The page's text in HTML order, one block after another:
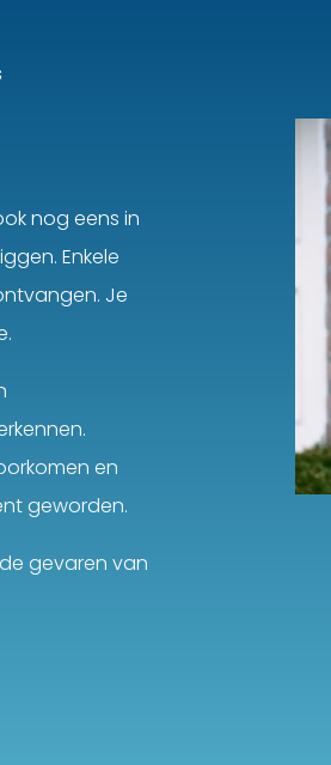
nog eens in
Enkele
Je
en
geworden.
gevaren van